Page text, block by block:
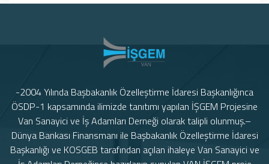
-2004 Yılında Başbakanlık Özelleştirme İdaresi Başkanlığınca
ÖSDP-1 kapsamında ilimizde tanıtımı yapılan İŞGEM Projesine
Van Sanayici ve İş Adamları Derneği olarak talipli olunmuş.–
Dünya Bankası Finansmanı ile Başbakanlık Özelleştirme İdaresi
Başkanlığı ve KOSGEB tarafından açılan ihaleye Van Sanayici ve